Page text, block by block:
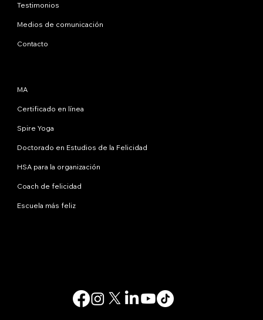
Testimonios
Medios de comunicación
Contacto
MA
Certificado en línea
Spire Yoga
Doctorado en Estudios de la Felicidad
HSA para la organización
Coach de felicidad
Escuela más feliz